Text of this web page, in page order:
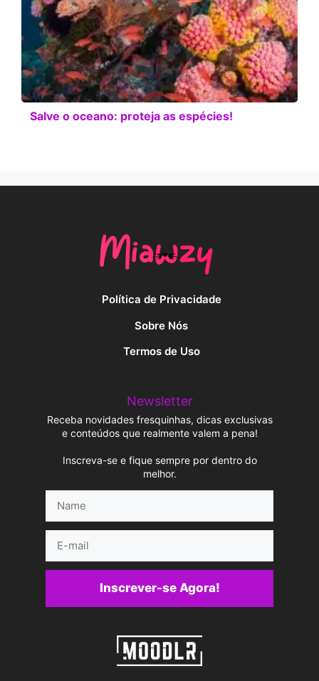
Salve o oceano: proteja as espécies!
Política de Privacidade
Sobre Nós
Termos de Uso
Newsletter
Receba novidades fresquinhas, dicas exclusivas
e conteúdos que realmente valem a pena!
Inscreva-se e fique sempre por dentro do
melhor.
mail
Inscrever-se Agora!